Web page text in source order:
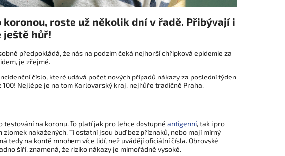
roste už několik dní v řadě. Přibývají i
ještě hůř!
předpokládá, že nás na podzim čeká nejhorší chřipková epidemie za
je zřejmé.
číslo, které udává počet nových případů nákazy za poslední týden
Nejlépe je na tom Karlovarský kraj, nejhůře tradičně Praha.
na koronu. To platí jak pro lehce dostupné antigenní, tak i pro
nakažených. Ti ostatní jsou buď bez příznaků, nebo mají mírný
tedy na kontě mnohem více lidí, než uvádějí oficiální čísla. Obrovské
šíří, znamená, že riziko nákazy je mimořádně vysoké.